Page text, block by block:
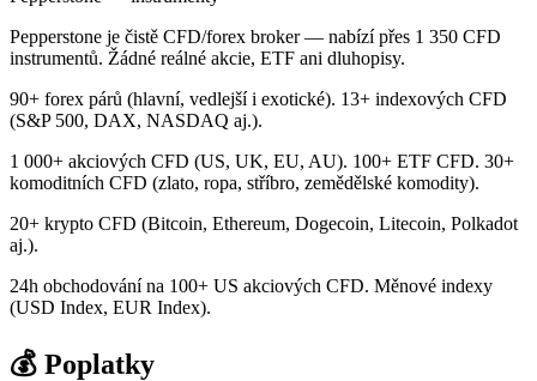
Pepperstone je čistě CFD/forex broker — nabízí přes 1 350 CFD
instrumentů. Žádné reálné akcie, ETF ani dluhopisy.
90+ forex párů (hlavní, vedlejší i exotické). 13+ indexových CFD
(S&P 500, DAX, NASDAQ aj.).
1 000+ akciových CFD (US, UK, EU, AU). 100+ ETF CFD. 30+
komoditních CFD (zlato, ropa, stříbro, zemědělské komodity).
20+ krypto CFD (Bitcoin, Ethereum, Dogecoin, Litecoin, Polkadot
aj.).
24h obchodování na 100+ US akciových CFD. Měnové indexy
(USD Index, EUR Index).
💰 Poplatky